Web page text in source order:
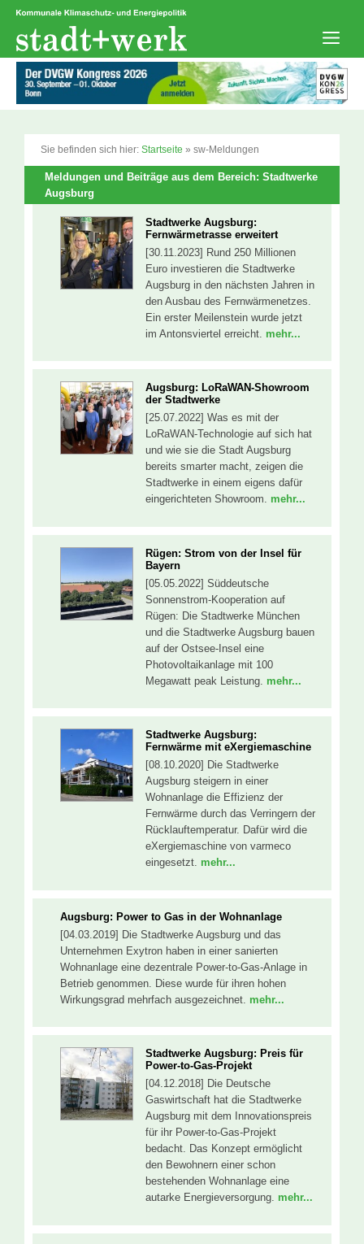
Zum
springen
Sie befinden sich hier: Startseite » sw-Meldungen
Meldungen und Beiträge aus dem Bereich: Stadtwerke
Augsburg
Stadtwerke Augsburg:
Fernwärmetrasse erweitert
[30.11.2023] Rund 250 Millionen
Euro investieren die Stadtwerke
Augsburg in den nächsten Jahren in
den Ausbau des Fernwärmenetzes.
Ein erster Meilenstein wurde jetzt
im Antonsviertel erreicht. mehr...
Augsburg: LoRaWAN-Showroom
der Stadtwerke
[25.07.2022] Was es mit der
LoRaWAN-Technologie auf sich hat
und wie sie die Stadt Augsburg
bereits smarter macht, zeigen die
Stadtwerke in einem eigens dafür
eingerichteten Showroom. mehr...
Rügen: Strom von der Insel für
Bayern
[05.05.2022] Süddeutsche
Sonnenstrom-Kooperation auf
Rügen: Die Stadtwerke München
und die Stadtwerke Augsburg bauen
auf der Ostsee-Insel eine
Photovoltaikanlage mit 100
Megawatt peak Leistung. mehr...
Stadtwerke Augsburg:
Fernwärme mit eXergiemaschine
[08.10.2020] Die Stadtwerke
Augsburg steigern in einer
Wohnanlage die Effizienz der
Fernwärme durch das Verringern der
Rücklauftemperatur. Dafür wird die
eXergiemaschine von varmeco
eingesetzt. mehr...
Augsburg: Power to Gas in der Wohnanlage
[04.03.2019] Die Stadtwerke Augsburg und das
Unternehmen Exytron haben in einer sanierten
Wohnanlage eine dezentrale Power-to-Gas-Anlage in
Betrieb genommen. Diese wurde für ihren hohen
Wirkungsgrad mehrfach ausgezeichnet. mehr...
Stadtwerke Augsburg: Preis für
Power-to-Gas-Projekt
[04.12.2018] Die Deutsche
Gaswirtschaft hat die Stadtwerke
Augsburg mit dem Innovationspreis
für ihr Power-to-Gas-Projekt
bedacht. Das Konzept ermöglicht
den Bewohnern einer schon
bestehenden Wohnanlage eine
autarke Energieversorgung. mehr...